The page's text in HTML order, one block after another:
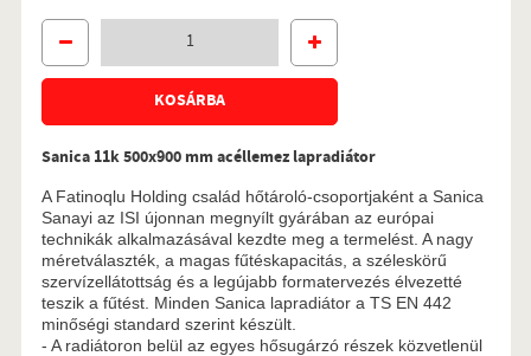
KOSÁRBA
Sanica 11k 500x900 mm acéllemez lapradiátor
A Fatinoqlu Holding család hőtároló-csoportjaként a Sanica
Sanayi az ISI újonnan megnyílt gyárában az európai
technikák alkalmazásával kezdte meg a termelést. A nagy
méretválaszték, a magas fűtéskapacitás, a széleskörű
szervízellátottság és a legújabb formatervezés élvezetté
teszik a fűtést. Minden Sanica lapradiátor a TS EN 442
minőségi standard szerint készült.
- A radiátoron belül az egyes hősugárzó részek közvetlenül